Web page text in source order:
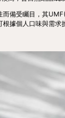
備受矚目，其
據個人口味與需求